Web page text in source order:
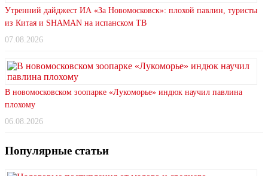
Утренний дайджест ИА «За Новомосковск»: плохой павлин, туристы
из Китая и SHAMAN на испанском ТВ
07.08.2026
В новомосковском зоопарке «Лукоморье» индюк научил павлина
плохому
06.08.2026
Популярные статьи